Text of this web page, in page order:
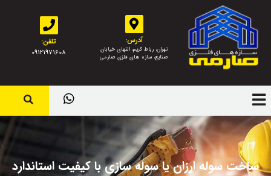
آدرس:
تهران، رباط کریم، انتهای خیابان
صنایع، سازه های فلزی صارمی
تلفن:
09121971608
ساخت سوله ارزان یا سوله سازی با کیفیت استاندارد